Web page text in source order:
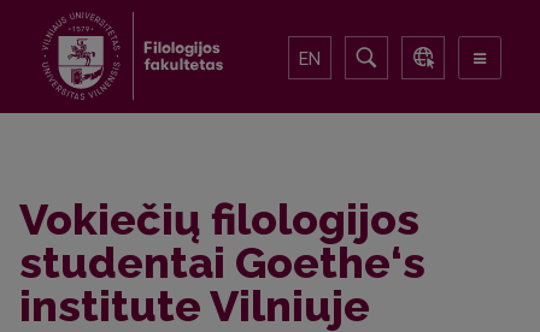
EN
Vokiečių filologijos
studentai Goethe‘s
institute Vilniuje